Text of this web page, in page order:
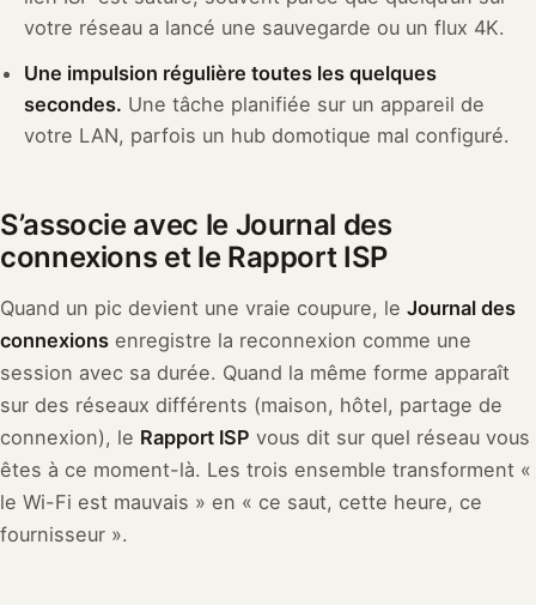
votre réseau a lancé une sauvegarde ou un flux 4K.
Une impulsion régulière toutes les quelques
secondes. Une tâche planifiée sur un appareil de
votre LAN, parfois un hub domotique mal configuré.
S’associe avec le Journal des
connexions et le Rapport ISP
Quand un pic devient une vraie coupure, le Journal des
connexions enregistre la reconnexion comme une
session avec sa durée. Quand la même forme apparaît
sur des réseaux différents (maison, hôtel, partage de
connexion), le Rapport ISP vous dit sur quel réseau vous
êtes à ce moment-là. Les trois ensemble transforment «
le Wi-Fi est mauvais » en « ce saut, cette heure, ce
fournisseur ».